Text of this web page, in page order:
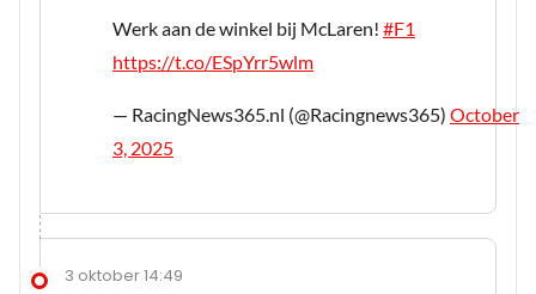
Werk aan de winkel bij McLaren! #F1
https://t.co/ESpYrr5wlm
— RacingNews365.nl (@Racingnews365) October
3, 2025
3 oktober 14:49